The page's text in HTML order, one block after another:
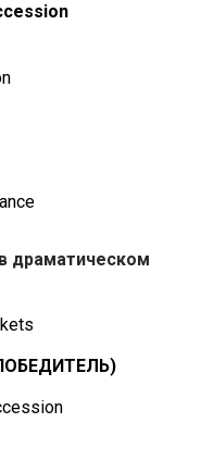
драматическом